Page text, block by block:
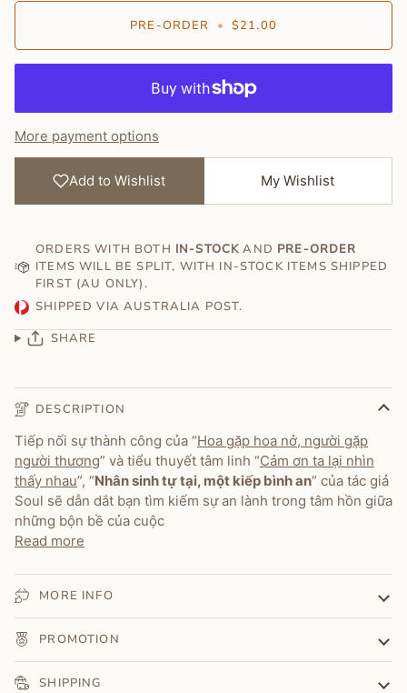
PRE-ORDER • $21.00
More payment options
Add to Wishlist My Wishlist
ORDERS WITH BOTH IN-STOCK AND PRE-ORDER
ITEMS WILL BE SPLIT, WITH IN-STOCK ITEMS SHIPPED
FIRST (AU ONLY).
SHIPPED VIA AUSTRALIA POST.
SHARE
DESCRIPTION
Tiếp nối sự thành công của “Hoa gặp hoa nở, người gặp
người thương” và tiểu thuyết tâm linh “Cảm ơn ta lại nhìn
thấy nhau”, “Nhân sinh tự tại, một kiếp bình an” của tác giả
Soul sẽ dẫn dắt bạn tìm kiếm sự an lành trong tâm hồn giữa
những bộn bề của cuộc
Read more
MORE INFO
PROMOTION
SHIPPING